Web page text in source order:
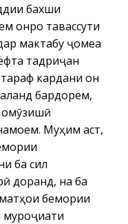
бахши
онро тавассути
мактабу ҷомеа
тадриҷан
кардани он
бардорем,
омӯзишӣ
Муҳим аст,
ба сил
доранд, на ба
бемории
муроҷиати